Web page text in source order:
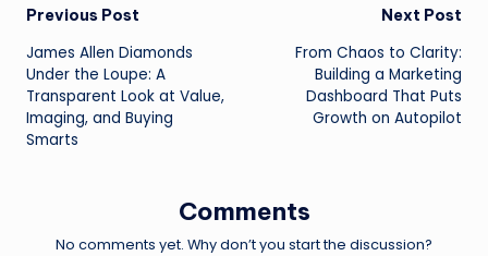
Post
navigation
Previous Post
James Allen Diamonds
Under the Loupe: A
Transparent Look at Value,
Imaging, and Buying
Smarts
Next Post
From Chaos to Clarity:
Building a Marketing
Dashboard That Puts
Growth on Autopilot
Comments
No comments yet. Why don’t you start the discussion?